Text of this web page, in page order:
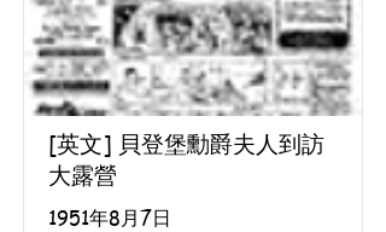
[英文] 貝登堡勳爵夫人到訪
大露營
1951年8月7日